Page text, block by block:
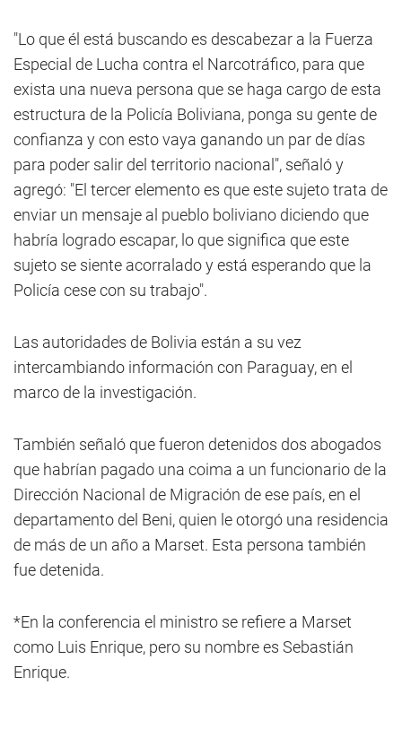
"Lo que él está buscando es descabezar a la Fuerza
Especial de Lucha contra el Narcotráfico, para que
exista una nueva persona que se haga cargo de esta
estructura de la Policía Boliviana, ponga su gente de
confianza y con esto vaya ganando un par de días
para poder salir del territorio nacional", señaló y
agregó: "El tercer elemento es que este sujeto trata de
enviar un mensaje al pueblo boliviano diciendo que
habría logrado escapar, lo que significa que este
sujeto se siente acorralado y está esperando que la
Policía cese con su trabajo".
Las autoridades de Bolivia están a su vez
intercambiando información con Paraguay, en el
marco de la investigación.
También señaló que fueron detenidos dos abogados
que habrían pagado una coima a un funcionario de la
Dirección Nacional de Migración de ese país, en el
departamento del Beni, quien le otorgó una residencia
de más de un año a Marset. Esta persona también
fue detenida.
*En la conferencia el ministro se refiere a Marset
como Luis Enrique, pero su nombre es Sebastián
Enrique.